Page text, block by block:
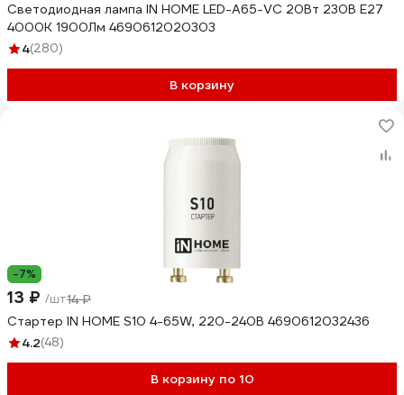
Светодиодная лампа IN HOME LED-A65-VC 20Вт 230В Е27
4000К 1900Лм 4690612020303
4(280)
В корзину
-7%
13 ₽ /шт14 ₽
Стартер IN HOME S10 4-65W, 220-240В 4690612032436
4.2(48)
В корзину по 10